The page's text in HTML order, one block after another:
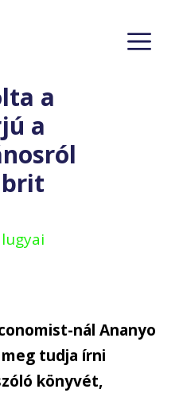
a
a
nál Ananyo
tudja írni
könyvét,